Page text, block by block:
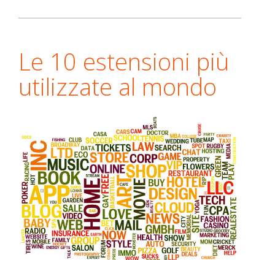
Le 10 estensioni più
utilizzate al mondo